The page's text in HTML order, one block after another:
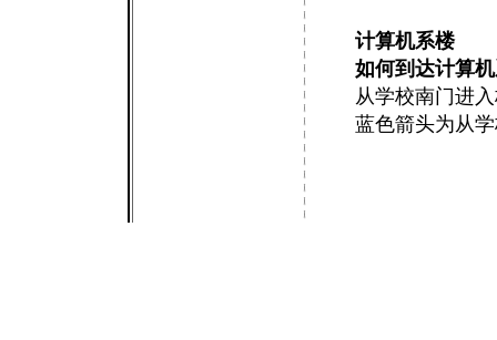
计算机系楼
如何到达计算
从学校南门进
蓝色箭头为从